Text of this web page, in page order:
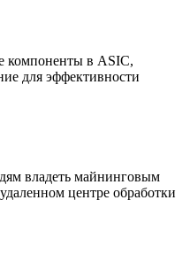
компоненты в ASIC,
для эффективности
владеть майнинговым
центре обработки